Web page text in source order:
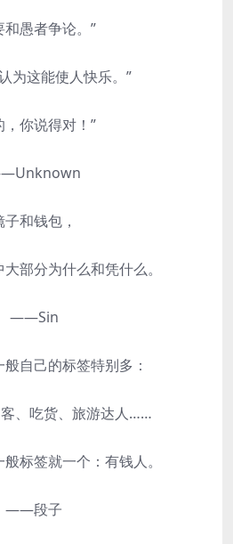
和愚者争论。”
为这能使人快乐。”
，你说得对！”
子和钱包，
部分为什么和凭什么。
——Sin
自己的标签特别多：
、吃货、旅游达人……
标签就一个：有钱人。
——段子